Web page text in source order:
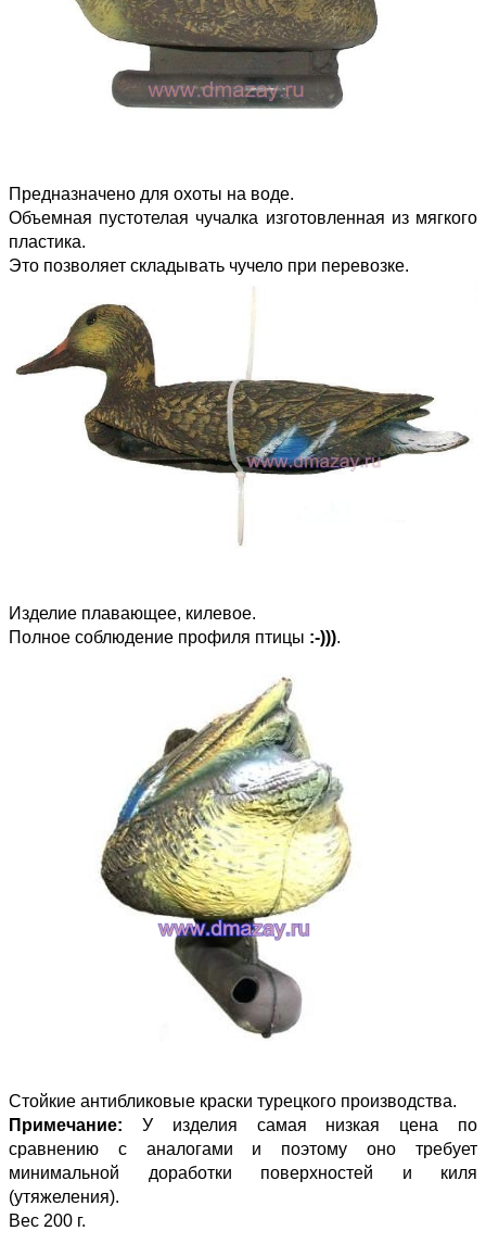
Предназначено для охоты на воде.
Объемная пустотелая чучалка изготовленная из мягкого
пластика.
Это позволяет складывать чучело при перевозке.
Изделие плавающее, килевое.
Полное соблюдение профиля птицы :-))).
Стойкие антибликовые краски турецкого производства.
Примечание: У изделия самая низкая цена по
сравнению с аналогами и поэтому оно требует
минимальной доработки поверхностей и киля
(утяжеления).
Вес 200 г.